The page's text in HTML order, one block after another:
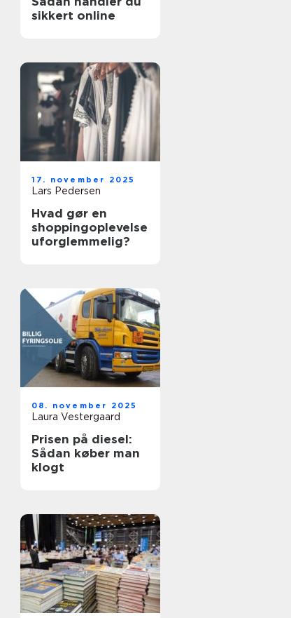
sikkert online
17. november 2025
Lars Pedersen
Hvad gør en
shoppingoplevelse
uforglemmelig?
08. november 2025
Laura Vestergaard
Prisen på diesel:
Sådan køber man
klogt